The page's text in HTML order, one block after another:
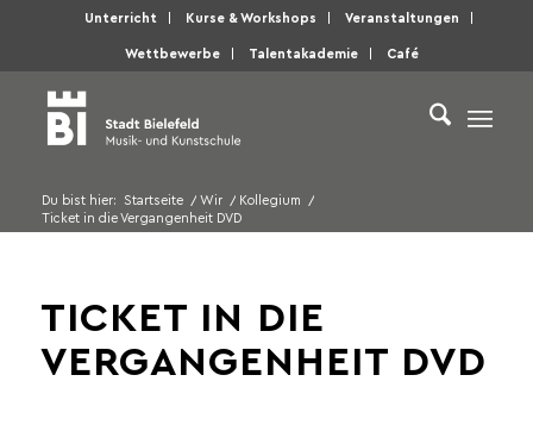
Unterricht Kurse & Workshops Veranstaltungen
Wettbewerbe Talentakademie Café
Du bist hier: Startseite / Wir / Kollegium
/
Ticket in die Vergangenheit DVD
TICKET IN DIE
VERGANGENHEIT DVD